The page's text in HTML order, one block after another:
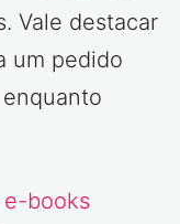
Vale destacar
um pedido
e-books